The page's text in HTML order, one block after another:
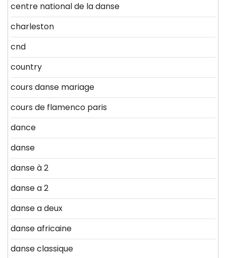
centre national de la danse
charleston
cnd
country
cours danse mariage
cours de flamenco paris
dance
danse
danse à 2
danse a 2
danse a deux
danse africaine
danse classique